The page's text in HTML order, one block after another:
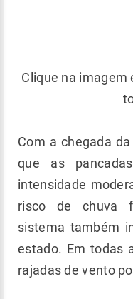
Clique na imagem
Com a chegada
que as
intensidade
risco de chuva
sistema também
estado. Em todas
rajadas de vento